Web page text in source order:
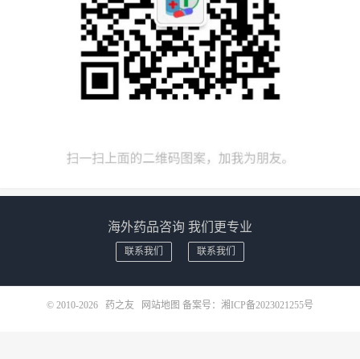
海外药品咨询 我们更专业
联系我们 联系我们
© 2010-2026 药之友 网站地图 备案号： 湘ICP备2023021255号